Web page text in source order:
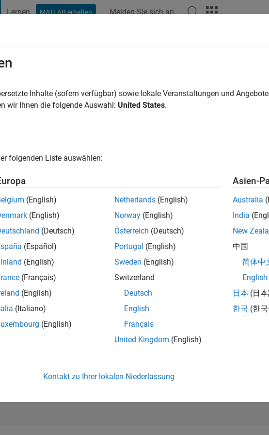
Lernen MATLAB erhalten Melden Sie sich an
|Aktiv seit 2019
0
of 302.023
Inhalte (sofern verfügbar) sowie lokale Veranstaltungen und
wir Ihnen die folgende Auswahl: United States.
folgenden Liste auswählen:
(English)
(English)
(Deutsch)
(Español)
(English)
(Français)
(English)
(Italiano)
(English)
Netherlands (English)
Norway (English)
Österreich (Deutsch)
Portugal (English)
Sweden (English)
Switzerland
Deutsch
English
Français
United Kingdom (English)
Asien-
Australia
India
New
中国
简体中
English
日本 (日
한국 (한
Kontakt zu Ihrer lokalen Niederlassung